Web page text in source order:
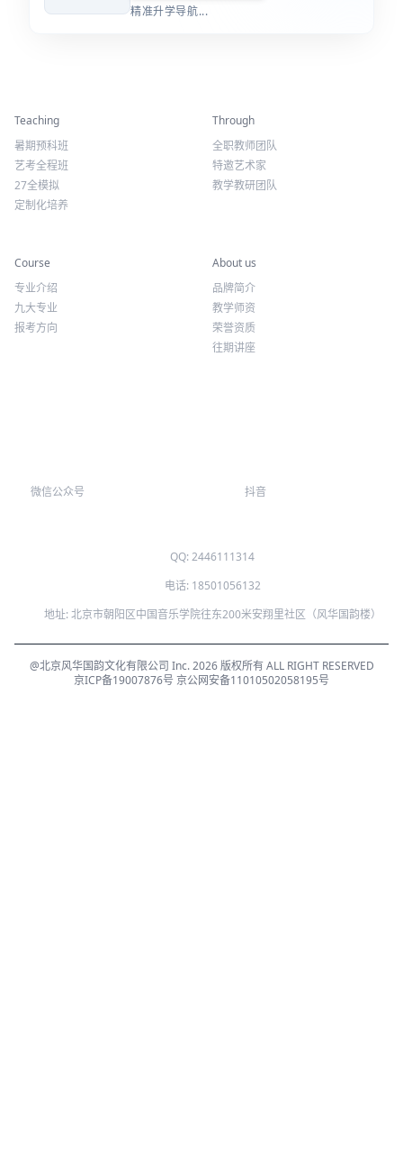
精准升学导航...
Teaching
暑期预科班
艺考全程班
27全模拟
定制化培养
Through
全职教师团队
特邀艺术家
教学教研团队
Course
专业介绍
九大专业
报考方向
About us
品牌简介
教学师资
荣誉资质
往期讲座
微信公众号 抖音
QQ: 2446111314
电话: 18501056132
地址: 北京市朝阳区中国音乐学院往东200米安翔里社区（风华国韵楼）
@北京风华国韵文化有限公司 Inc. 2026 版权所有 ALL RIGHT RESERVED
京ICP备19007876号 京公网安备11010502058195号